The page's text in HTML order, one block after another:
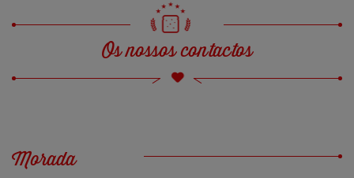
Os nossos contactos
Morada